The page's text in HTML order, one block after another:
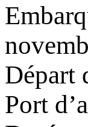
Départ
Port